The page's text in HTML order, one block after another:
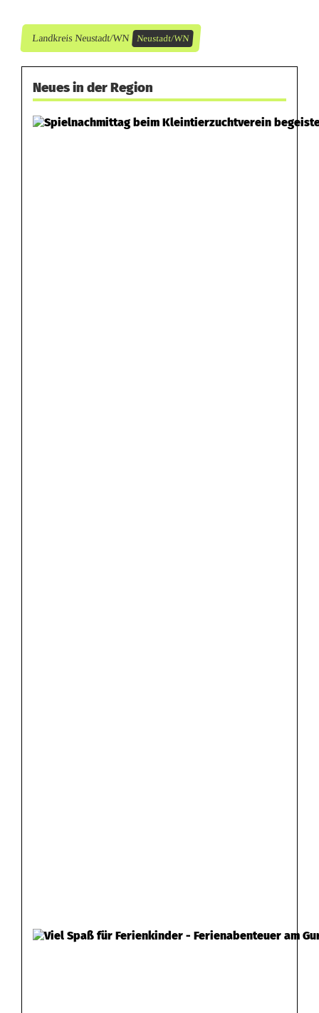
Landkreis Neustadt/WN Neustadt/WN
Neues in der Region